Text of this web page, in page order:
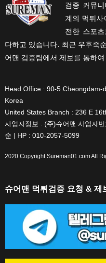
검증 커뮤
계의 먹튀사
전한 스포
다하고 있습니다. 최근 우후죽
어맨 검증팀에서 제보를 통하
Head Office : 90-5 Cheongdam-
Korea
United States Branch : 236 E
사업자정보 : (주)슈어맨 사업자
순 | HP : 010-2057-5099
2020 CopyrightSureman01.comAll
슈어맨 먹튀검증 요청 & 제